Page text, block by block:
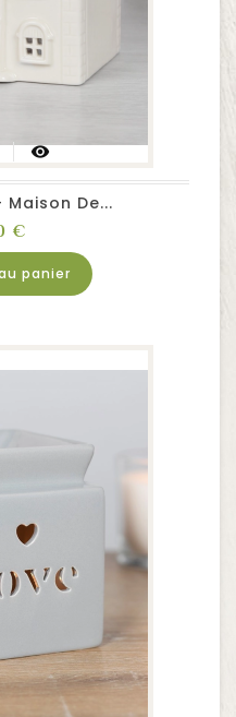
visibility
De...
€
panier